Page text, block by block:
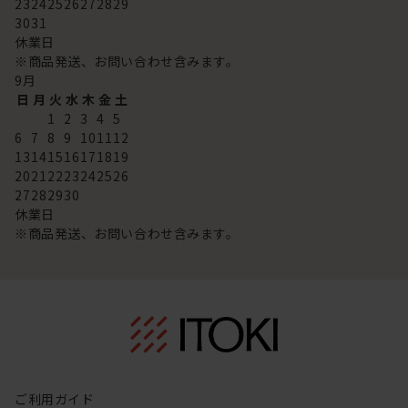
23242526272829
3031
休業日
※商品発送、お問い合わせ含みます。
9月
日 月 火 水 木 金 土
1 2 3 4 5
6 7 8 9 101112
13141516171819
20212223242526
27282930
休業日
※商品発送、お問い合わせ含みます。
ご利用ガイド